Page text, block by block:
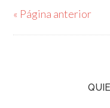
« Página anterior